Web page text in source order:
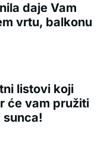
daje Vam
vrtu, balkonu
listovi koji
će vam pružiti
sunca!